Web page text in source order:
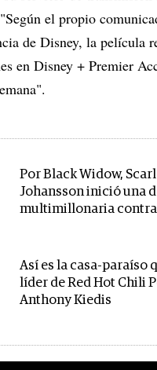
el propio
de Disney, la película
en Disney + Premier
Por Black Widow,
Johansson inició una
multimillonaria contra
Así es la casa-paraíso
líder de Red Hot Chili
Anthony Kiedis